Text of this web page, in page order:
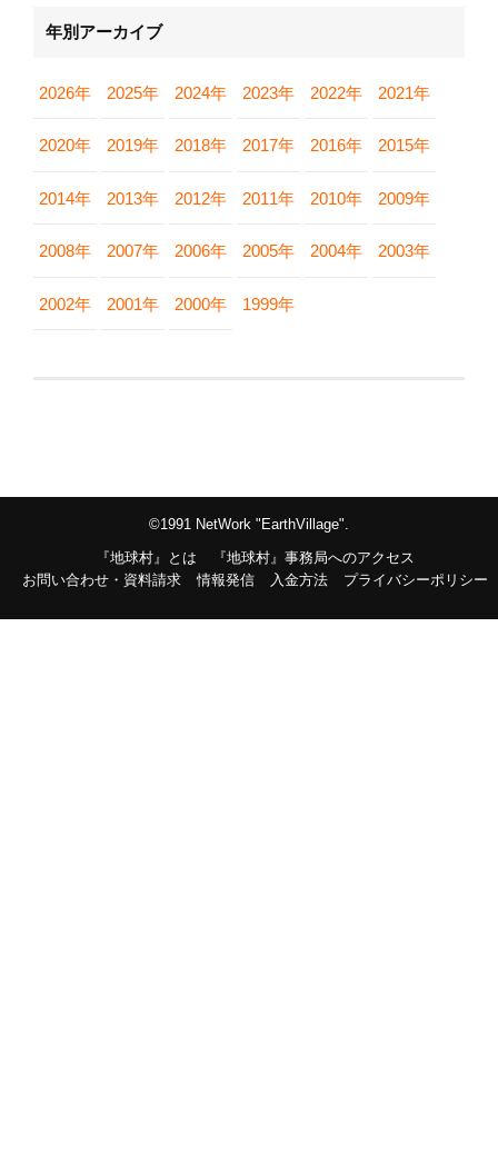
年別アーカイブ
2026年 2025年 2024年 2023年 2022年 2021年
2020年 2019年 2018年 2017年 2016年 2015年
2014年 2013年 2012年 2011年 2010年 2009年
2008年 2007年 2006年 2005年 2004年 2003年
2002年 2001年 2000年 1999年
©1991 NetWork "EarthVillage".
『地球村』とは
『地球村』事務局へのアクセス
お問い合わせ・資料請求
情報発信 入金方法 プライバシーポリシー